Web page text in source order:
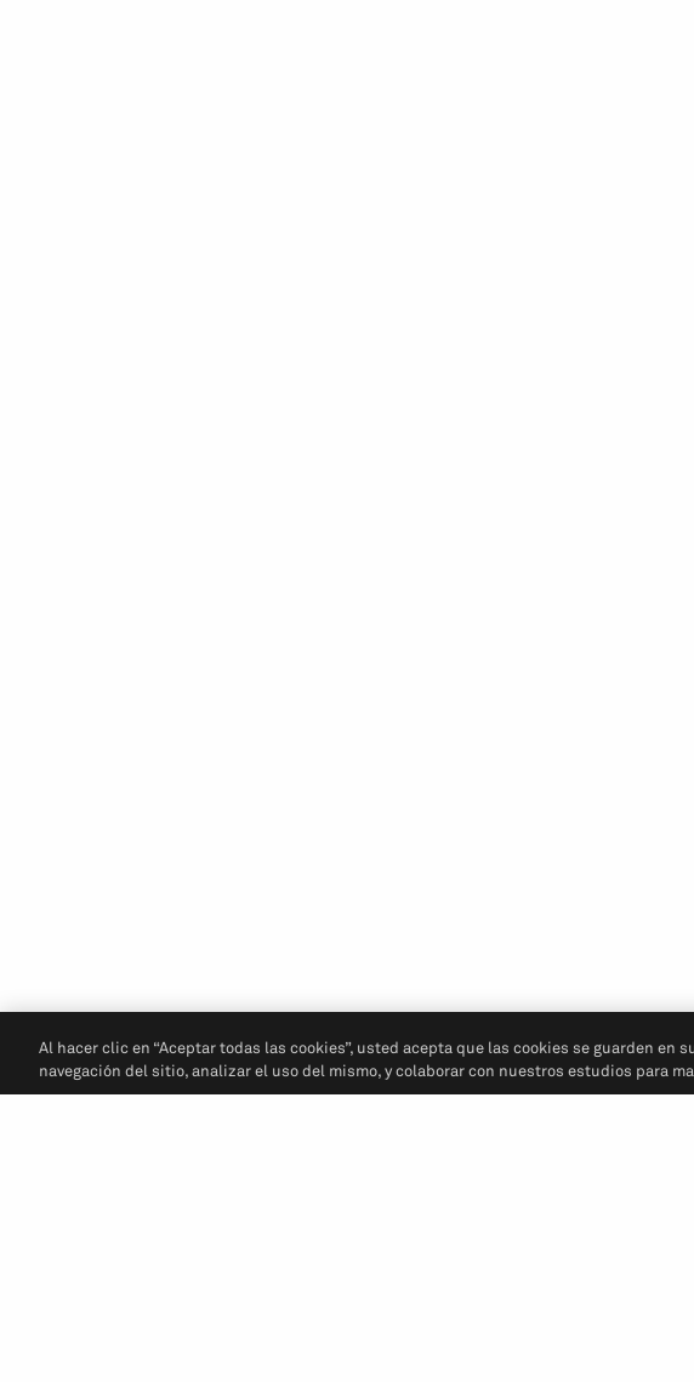
Al hacer clic en “Aceptar todas las cookies”, usted acepta que las cookies se guarden en
navegación del sitio, analizar el uso del mismo, y colaborar con nuestros estudios para